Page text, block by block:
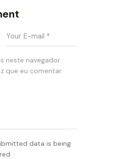
neste navegador
que eu comentar.
data is being